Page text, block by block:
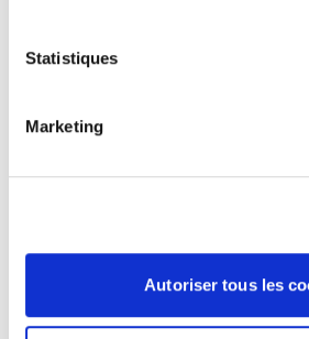
Statistiques
Marketing
Autoriser tous les